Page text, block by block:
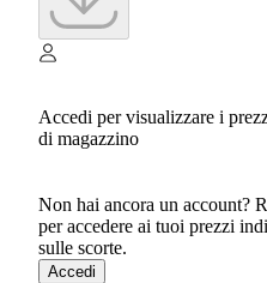
Accedi per visualizzare i
di magazzino
Non hai ancora un account?
per accedere ai tuoi prezzi
sulle scorte.
Accedi